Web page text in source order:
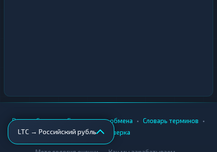
LTC → Российский рубль
Вики • Города • Безопасность обмена • Словарь терминов •
AML-проверка